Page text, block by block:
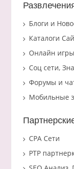
Блоги и
Каталоги
Онлайн
Соц сети,
Форумы и
Мобильные
CPA Сети
PTP